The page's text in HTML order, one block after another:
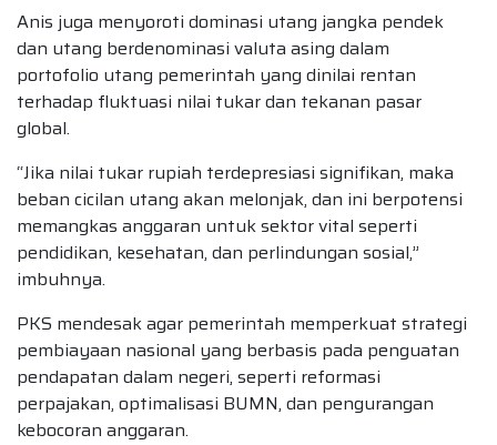
Anis juga menyoroti dominasi utang jangka pendek
dan utang berdenominasi valuta asing dalam
portofolio utang pemerintah yang dinilai rentan
terhadap fluktuasi nilai tukar dan tekanan pasar
global.
“Jika nilai tukar rupiah terdepresiasi signifikan, maka
beban cicilan utang akan melonjak, dan ini berpotensi
memangkas anggaran untuk sektor vital seperti
pendidikan, kesehatan, dan perlindungan sosial,”
imbuhnya.
PKS mendesak agar pemerintah memperkuat strategi
pembiayaan nasional yang berbasis pada penguatan
pendapatan dalam negeri, seperti reformasi
perpajakan, optimalisasi BUMN, dan pengurangan
kebocoran anggaran.